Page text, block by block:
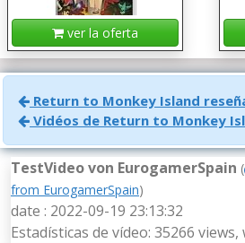
ver la oferta
Return to Monkey Island
Vidéos de Return to Monkey
TestVideo von EurogamerSpain (
from EurogamerSpain)
date : 2022-09-19 23:13:32
Estadísticas de vídeo: 35266 views,